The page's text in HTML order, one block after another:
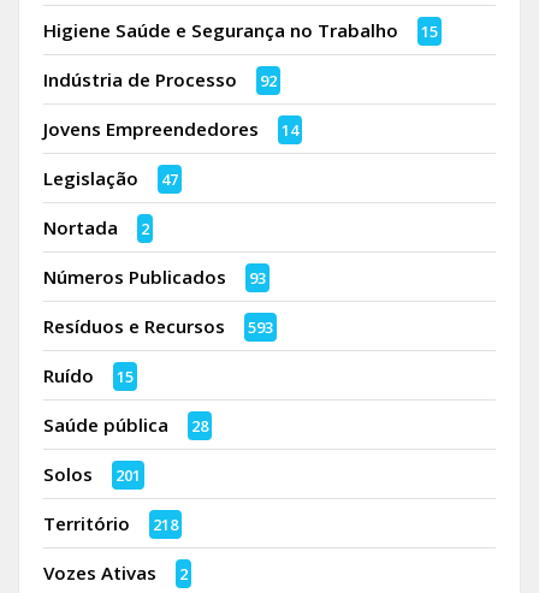
Higiene Saúde e Segurança no Trabalho 15
Indústria de Processo 92
Jovens Empreendedores 14
Legislação 47
Nortada 2
Números Publicados 93
Resíduos e Recursos 593
Ruído 15
Saúde pública 28
Solos 201
Território 218
Vozes Ativas 2